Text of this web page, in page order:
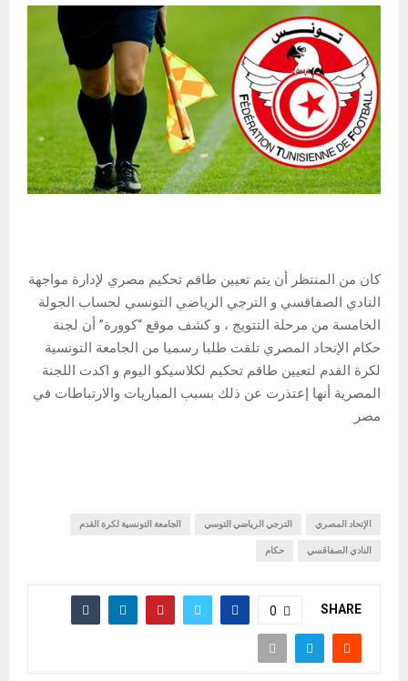
كان من المنتظر أن يتم تعيين طاقم تحكيم مصري لإدارة مواجهة
النادي الصفاقسي و الترجي الرياضي التونسي لحساب الجولة
الخامسة من مرحلة التتويج ، و كشف موقع “كوورة” أن لجنة
حكام الإتحاد المصري تلقت طلبا رسميا من الجامعة التونسية
لكرة القدم لتعيين طاقم تحكيم لكلاسيكو اليوم و اكدت اللجنة
المصرية أنها إعتذرت عن ذلك بسبب المباريات والارتباطات في
مصر
الإتحاد المصري الترجي الرياضي التوسي الجامعة التونسية لكرة القدم
النادي الصفاقسي حكام
SHARE
0